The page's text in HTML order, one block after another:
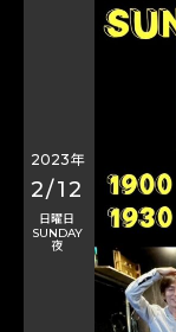
2023年
2/12
日曜日
SUNDAY
夜